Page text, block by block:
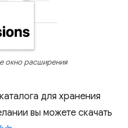
окно расширения
для хранения
вы можете скачать